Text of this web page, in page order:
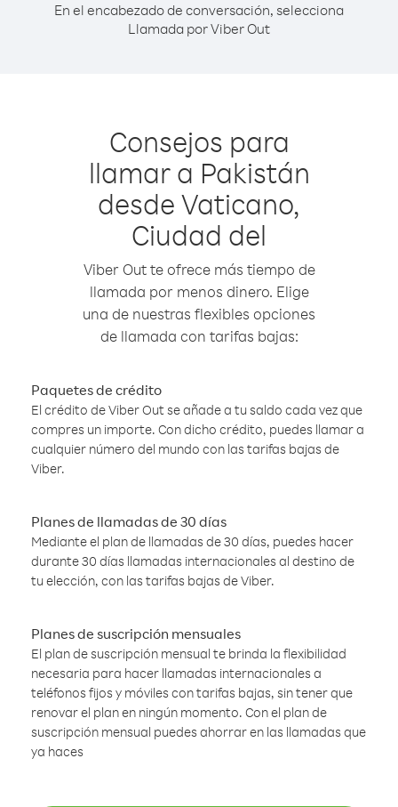
En el encabezado de conversación, selecciona
Llamada por Viber Out
Consejos para
llamar a Pakistán
desde Vaticano,
Ciudad del
Viber Out te ofrece más tiempo de
llamada por menos dinero. Elige
una de nuestras flexibles opciones
de llamada con tarifas bajas:
Paquetes de crédito
El crédito de Viber Out se añade a tu saldo cada vez que
compres un importe. Con dicho crédito, puedes llamar a
cualquier número del mundo con las tarifas bajas de
Viber.
Planes de llamadas de 30 días
Mediante el plan de llamadas de 30 días, puedes hacer
durante 30 días llamadas internacionales al destino de
tu elección, con las tarifas bajas de Viber.
Planes de suscripción mensuales
El plan de suscripción mensual te brinda la flexibilidad
necesaria para hacer llamadas internacionales a
teléfonos fijos y móviles con tarifas bajas, sin tener que
renovar el plan en ningún momento. Con el plan de
suscripción mensual puedes ahorrar en las llamadas que
ya haces